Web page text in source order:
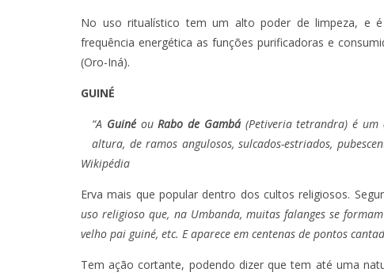
No uso ritualístico tem um alto poder de limpeza, e
frequência energética as funções purificadoras e
(Oro-Iná).
GUINÉ
“A GuinéouRabo de Gambá(Petiveria tetrandra) é um
altura, de ramos angulosos, sulcados-estriados,
Wikipédia
Erva mais que popular dentro dos cultos religiosos.
uso religioso que, na Umbanda, muitas falanges se
velho pai guiné, etc. E aparece em centenas de pontos
Tem ação cortante, podendo dizer que tem até uma